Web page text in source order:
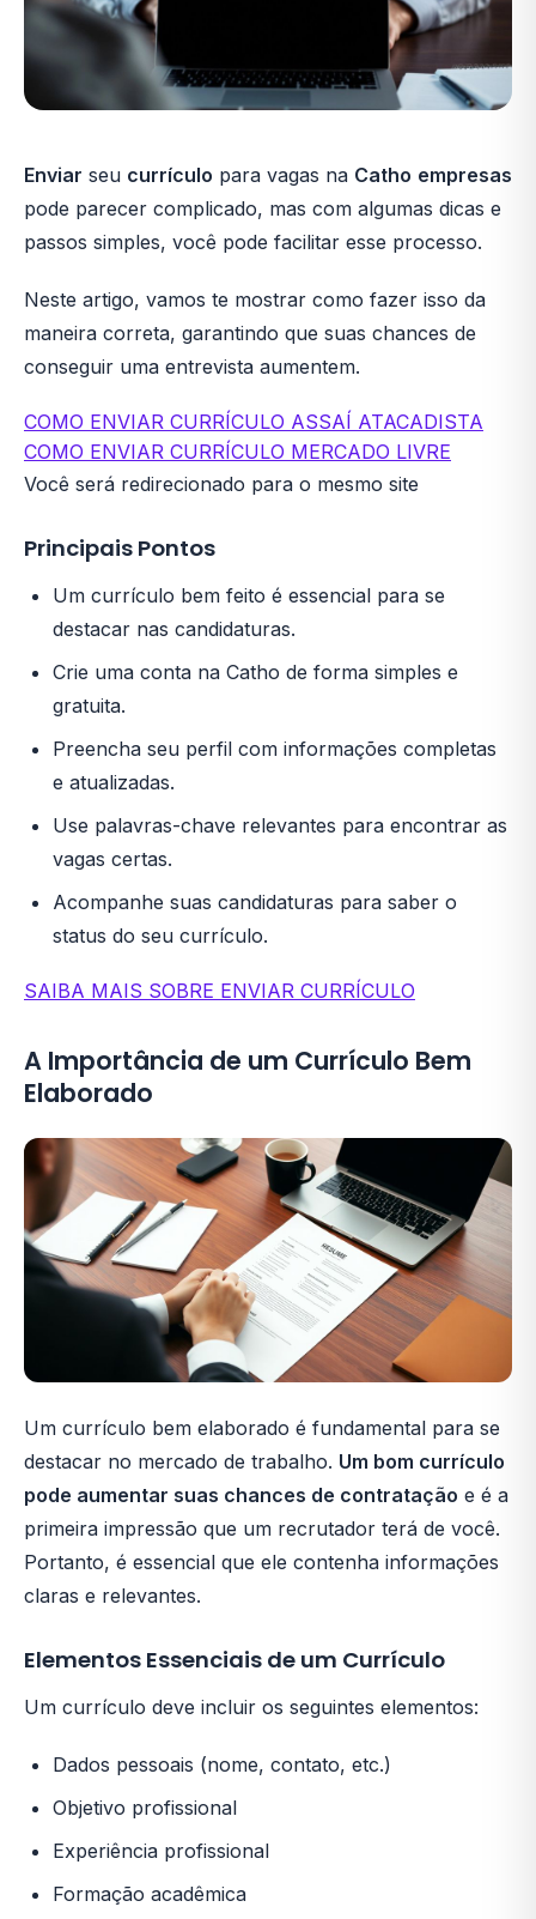
Enviar seu currículo para vagas na Catho empresas
pode parecer complicado, mas com algumas dicas e
passos simples, você pode facilitar esse processo.
Neste artigo, vamos te mostrar como fazer isso da
maneira correta, garantindo que suas chances de
conseguir uma entrevista aumentem.
COMO ENVIAR CURRÍCULO ASSAÍ ATACADISTA
COMO ENVIAR CURRÍCULO MERCADO LIVRE
Você será redirecionado para o mesmo site
Principais Pontos
Um currículo bem feito é essencial para se
destacar nas candidaturas.
Crie uma conta na Catho de forma simples e
gratuita.
Preencha seu perfil com informações completas
e atualizadas.
Use palavras-chave relevantes para encontrar as
vagas certas.
Acompanhe suas candidaturas para saber o
status do seu currículo.
SAIBA MAIS SOBRE ENVIAR CURRÍCULO
A Importância de um Currículo Bem
Elaborado
Um currículo bem elaborado é fundamental para se
destacar no mercado de trabalho. Um bom currículo
pode aumentar suas chances de contratação e é a
primeira impressão que um recrutador terá de você.
Portanto, é essencial que ele contenha informações
claras e relevantes.
Elementos Essenciais de um Currículo
Um currículo deve incluir os seguintes elementos:
Dados pessoais (nome, contato, etc.)
Objetivo profissional
Experiência profissional
Formação acadêmica